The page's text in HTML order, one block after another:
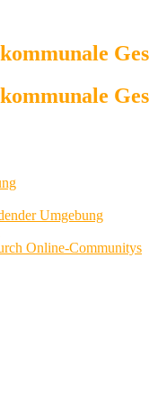
Umgebung
Online-Communitys